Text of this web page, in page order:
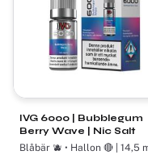
IVG 6000 | Bubblegum
Berry Wave | Nic Salt
Blåbär 🫐 • Hallon 🔴 | 14,5